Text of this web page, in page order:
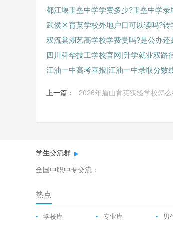
都江堰玉垒中学学费多少?玉垒中学录
武侯区育英学校外地户口可以读吗?转
双流棠湖艺高学校学费贵吗?是公办还
四川科华技工学校官网|升学就业双路
江油一中高考喜报|江油一中录取分数
上一篇： 2026年眉山育英实验学校怎
学生交流群
全国中职中专交流：
热点
• 学校库 • 专业库 • 男